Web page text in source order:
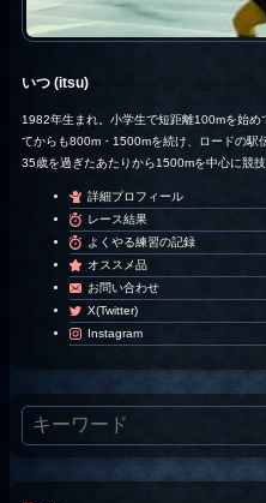
いつ (itsu)
1982年生まれ。小学生で短距離100mを始
てからも800m・1500mを続け、ロードの駅
35歳を過ぎたあたりから1500mを中心に競
詳細プロフィール
レース結果
よくやる練習の記録
オススメ品
お問い合わせ
X(Twitter)
Instagram